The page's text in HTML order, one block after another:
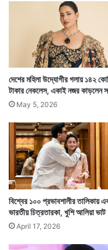
৬ সন্তানের জনক
টিকেছিল। সাংবাদিক
করেছিলেন রুপার্ট।
ম
বি
স্ম
য়
দেশের মহিলা উদ্যোগীর গলায় ১৪২
টাকার নেকলেস, একাই নজর কাড়লেন
May 5, 2026
বিশ্বের ১০০ প্রভাবশালীর তালিকায়
ভারতীয় চিত্রতারকা, খুশি আলিয়া ভাট
April 17, 2026